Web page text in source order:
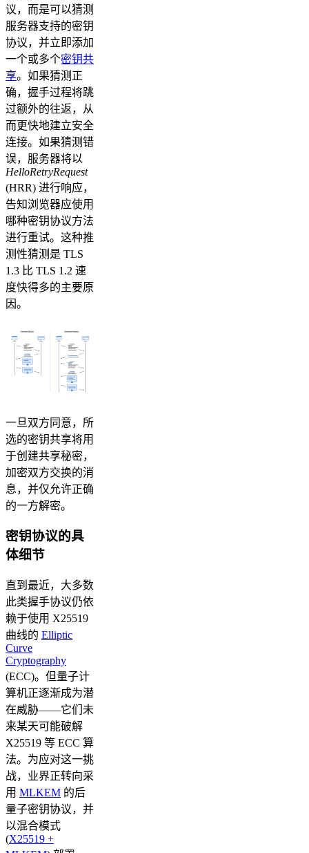
议，而是可以猜测
服务器支持的密钥
协议，并立即添加
一个或多个密钥共
享。如果猜测正
确，握手过程将跳
过额外的往返，从
而更快地建立安全
连接。如果猜测错
误，服务器将以
HelloRetryRequest
(HRR) 进行响应，
告知浏览器应使用
哪种密钥协议方法
进行重试。这种推
测性猜测是 TLS
1.3 比 TLS 1.2 速
度快得多的主要原
因。
一旦双方同意，所
选的密钥共享将用
于创建共享秘密，
加密双方交换的消
息，并仅允许正确
的一方解密。
密钥协议的具
体细节
直到最近，大多数
此类握手协议仍依
赖于使用 X25519
曲线的 Elliptic
Curve
Cryptography
(ECC)。但量子计
算机正逐渐成为潜
在威胁——它们未
来某天可能破解
X25519 等 ECC 算
法。为应对这一挑
战，业界正转向采
用 MLKEM 的后
量子密钥协议，并
以混合模式
(X25519 +